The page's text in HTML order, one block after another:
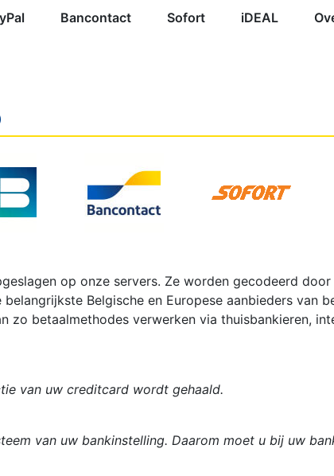
Bancontact Sofort iDEAL
op onze servers. Ze worden gecodeerd
Belgische en Europese aanbieders van
betaalmethodes verwerken via thuisbankieren,
van uw creditcard wordt gehaald.
van uw bankinstelling. Daarom moet u bij uw